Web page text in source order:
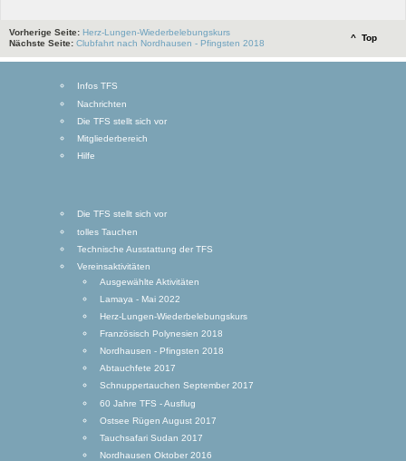
^ Top
Vorherige Seite: Herz-Lungen-Wiederbelebungskurs
Nächste Seite: Clubfahrt nach Nordhausen - Pfingsten 2018
Infos TFS
Nachrichten
Die TFS stellt sich vor
Mitgliederbereich
Hilfe
Die TFS stellt sich vor
tolles Tauchen
Technische Ausstattung der TFS
Vereinsaktivitäten
Ausgewählte Aktivitäten
Lamaya - Mai 2022
Herz-Lungen-Wiederbelebungskurs
Französisch Polynesien 2018
Nordhausen - Pfingsten 2018
Abtauchfete 2017
Schnuppertauchen September 2017
60 Jahre TFS - Ausflug
Ostsee Rügen August 2017
Tauchsafari Sudan 2017
Nordhausen Oktober 2016